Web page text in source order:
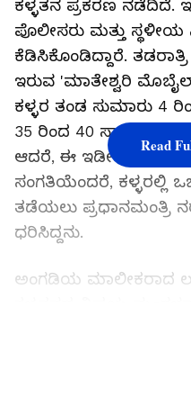
ಕಳ್ಳತನ ಪ್ರಕರಣ ನಡೆದಿದೆ.
ಪೊಲೀಸರು ಮತ್ತು
ಕೆಡಿಸಿಕೊಂಡಿದ್ದಾರೆ.
ಇರುವ 'ಮಾತೇಶ್ವರಿ
ಕಳ್ಳರ ತಂಡ ಸುಮಾರು 4
35 ರಿಂದ 40
ಆದರೆ, ಈ ಇಡೀ ಘಟನೆಯ
ಸಂಗತಿಯೆಂದರೆ, ಕಳ್ಳರಲ್ಲಿ
ತಡೆಯಲು ಪ್ರಧಾನಮಂತ್ರಿ
ಧರಿಸಿದ್ದನು.
ಅಂಗಡಿಯ ಮಾಲೀಕರಾದ
Read